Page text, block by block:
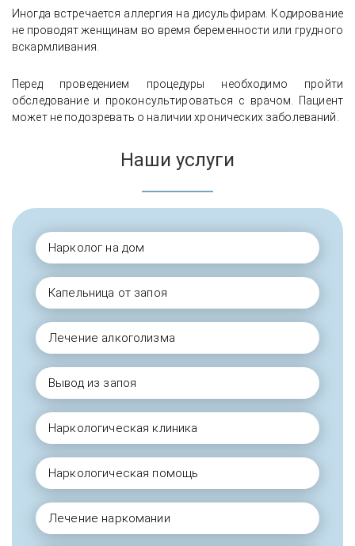
состояния, нормализации сна и
восстановлении энергии
Иногда встречается аллергия на дисульфирам. Кодирование
не проводят женщинам во время беременности или грудного
вскармливания.
Перед проведением процедуры необходимо пройти
обследование и проконсультироваться с врачом. Пациент
может не подозревать о наличии хронических заболеваний.
Наши услуги
Нарколог на дом
Капельница от запоя
Лечение алкоголизма
Вывод из запоя
Наркологическая клиника
Наркологическая помощь
Лечение наркомании